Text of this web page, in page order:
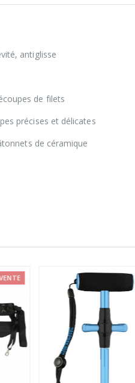
antiglisse
de filets
précises et délicates
de céramique